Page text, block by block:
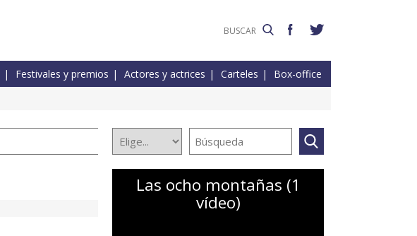
Festivales y premios Actores y actrices Carteles Box-office
Las ocho montañas (1
vídeo)